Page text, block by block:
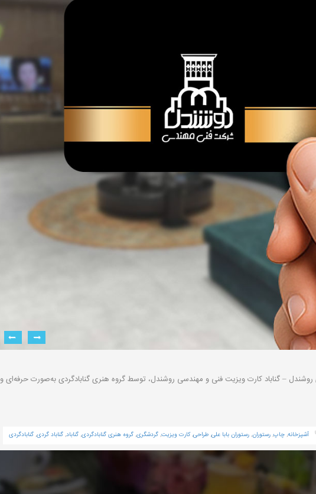
– گناباد کارت ویزیت فنی و مهندسی روشندل، توسط گروه هنری گنابادگردی به‌صورت حرفه‌ای و
آشپزخانه, چاپ, رستوران, رستوران بابا علی, طراحی,کارت ویزیت, گردشگری, گروه هنری گنابادگردی, گناباد, گناباد گردی, گنابادگردی